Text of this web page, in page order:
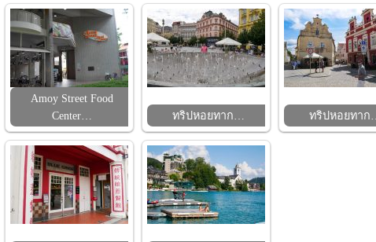
Amoy Street Food
Center…
ทริปหอยทาก… ทริปหอยทาก…